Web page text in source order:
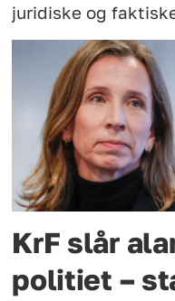
juridiske og
KrF slår
politiet –